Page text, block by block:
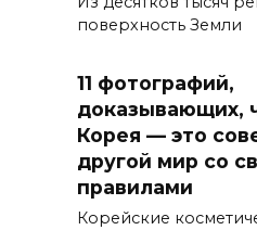
поверхность Земли
11 фотографий,
доказывающих,
Корея — это
другой мир со
правилами
Корейские